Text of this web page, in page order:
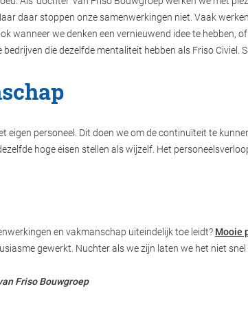
daar stoppen onze samenwerkingen niet. Vaak
wanneer we denken een vernieuwend idee te
die dezelfde mentaliteit hebben als Friso Civiel.
eigen personeel. Dit doen we om de continuïteit te
hoge eisen stellen als wijzelf. Het
en vakmanschap uiteindelijk toe leidt? Mooie
gewerkt. Nuchter als we zijn laten we het niet
Friso Bouwgroep